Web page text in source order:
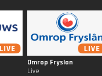
Omrop Fryslan
Live